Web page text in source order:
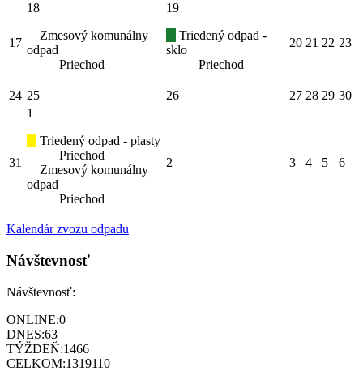
17
18
Zmesový komunálny
odpad
Priechod
19
Triedený odpad -
sklo
Priechod
20 21 22 23
24 25 26 27 28 29 30
31
1
Triedený odpad - plasty
Priechod
Zmesový komunálny
odpad
Priechod
2 3 4 5 6
Kalendár zvozu odpadu
Návštevnosť
Návštevnosť:
ONLINE:0
DNES:63
TÝŽDEŇ:1466
CELKOM:1319110